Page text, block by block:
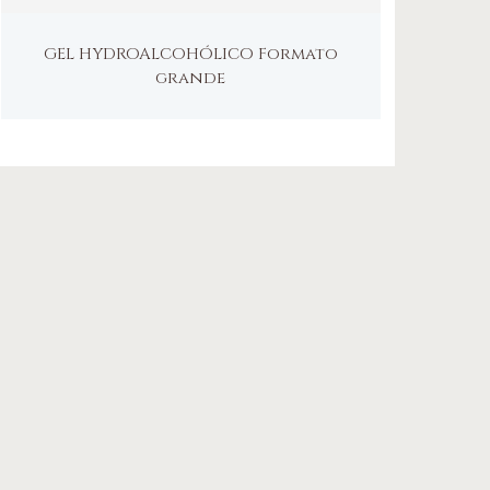
GEL HYDROALCOHÓLICO Formato
grande